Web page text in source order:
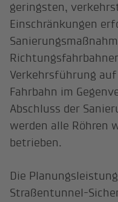
geringsten,
Einschränkungen
Verkehrsführung
Fahrbahn im
Abschluss der
werden alle Röhren
betrieben.
Die
Straßentunnel-